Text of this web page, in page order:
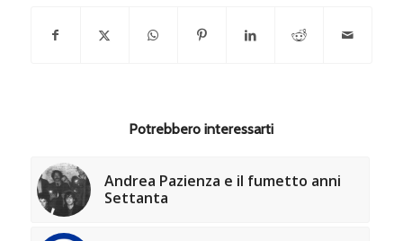
Potrebbero interessarti
Andrea Pazienza e il fumetto anni
Settanta